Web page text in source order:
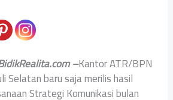
–Kantor ATR/BPN
Selatan baru saja merilis hasil
Strategi Komunikasi bulan